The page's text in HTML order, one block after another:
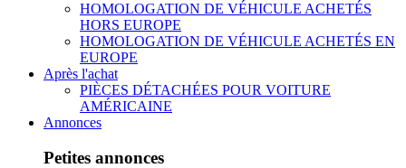
HOMOLOGATION DE VÉHICULE ACHETÉS
HORS EUROPE
HOMOLOGATION DE VÉHICULE ACHETÉS EN
EUROPE
Après l'achat
PIÈCES DÉTACHÉES POUR VOITURE
AMÉRICAINE
Annonces
Petites annonces